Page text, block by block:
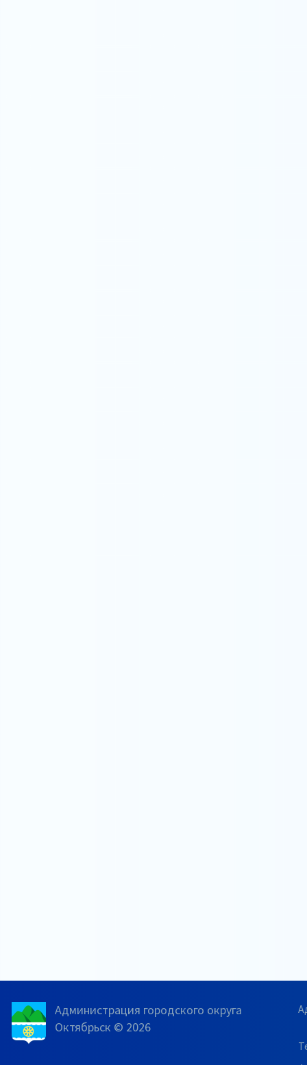
Администрация городского округа
Октябрьск © 2026